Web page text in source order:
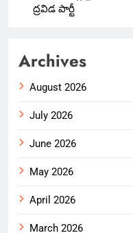
ద్రవిడ పార్టీ
Archives
August 2026
July 2026
June 2026
May 2026
April 2026
March 2026